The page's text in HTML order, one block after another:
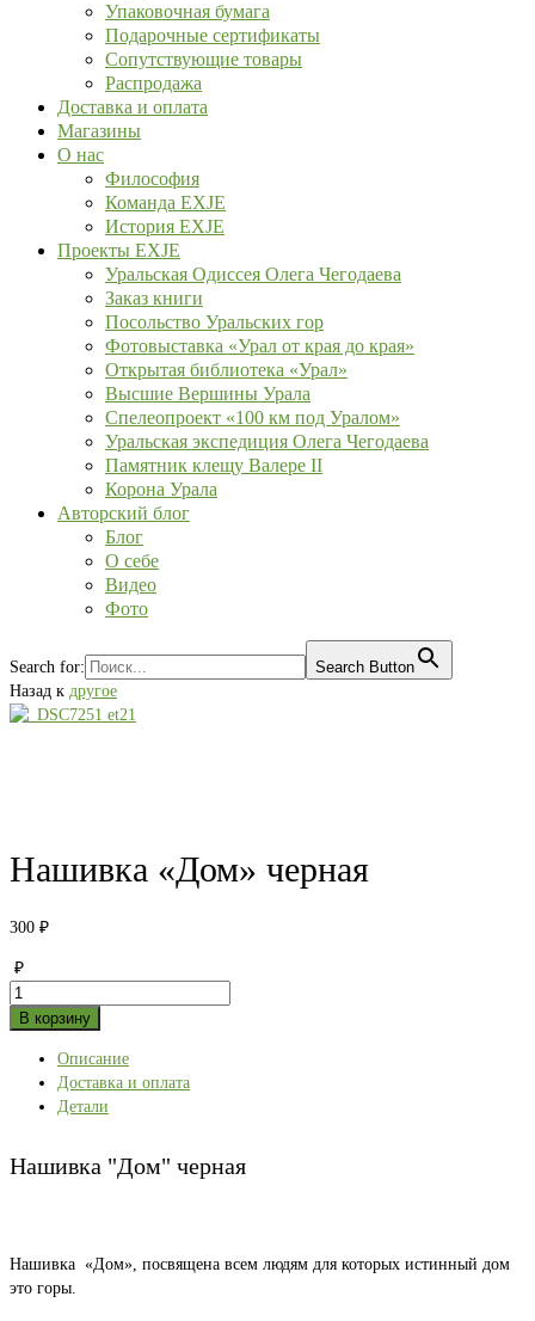
Упаковочная бумага
Подарочные сертификаты
Сопутствующие товары
Распродажа
Доставка и оплата
Магазины
О нас
Философия
Команда EXJE
История EXJE
Проекты EXJE
Уральская Одиссея Олега Чегодаева
Заказ книги
Посольство Уральских гор
Фотовыставка «Урал от края до края»
Открытая библиотека «Урал»
Высшие Вершины Урала
Спелеопроект «100 км под Уралом»
Уральская экспедиция Олега Чегодаева
Памятник клещу Валере II
Корона Урала
Авторский блог
Блог
О себе
Видео
Фото
Search for:
Search Button
Назад к другое
Нашивка «Дом» черная
300 ₽
₽
Количество
товара
"Дом"
черная
В корзину
Описание
Доставка и оплата
Детали
Нашивка "Дом" черная
Нашивка «Дом», посвящена всем людям для которых истинный дом
это горы.